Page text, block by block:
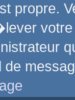
propre.
de